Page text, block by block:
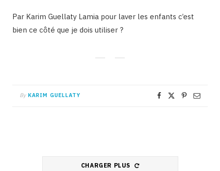
Par Karim Guellaty Lamia pour laver les enfants c’est
bien ce côté que je dois utiliser ?
By KARIM GUELLATY
CHARGER PLUS